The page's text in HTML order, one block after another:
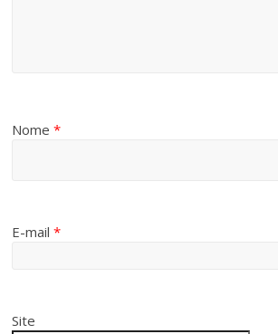
Nome*
E-mail*
Site